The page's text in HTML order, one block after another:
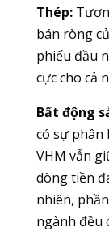
Thép:
bán ròng
phiếu đầu
cực cho cả
Bất động
có sự phân
VHM vẫn
dòng tiền
nhiên,
ngành đều